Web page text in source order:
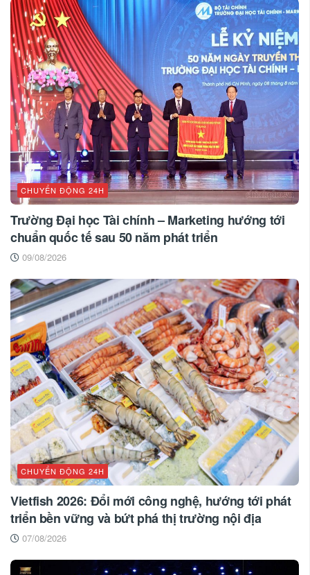
CHUYỂN ĐỘNG 24H
Trường Đại học Tài chính – Marketing hướng tới
chuẩn quốc tế sau 50 năm phát triển
09/08/2026
CHUYỂN ĐỘNG 24H
Vietfish 2026: Đổi mới công nghệ, hướng tới phát
triển bền vững và bứt phá thị trường nội địa
07/08/2026